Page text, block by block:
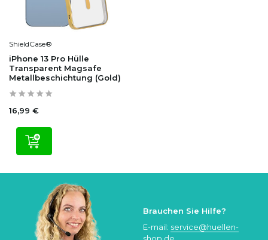
ShieldCase®
iPhone 13 Pro Hülle
Transparent Magsafe
Metallbeschichtung (Gold)
16,99 €
Brauchen Sie Hilfe?
E-mail: service@huellen-
shop.de